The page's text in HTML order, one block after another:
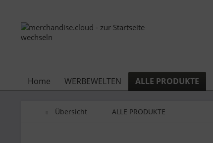
Home WERBEWELTEN ALLE PRODUKTE
Übersicht ALLE PRODUKTE